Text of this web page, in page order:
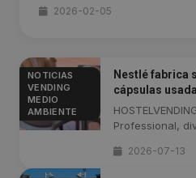
2026-02-05
NOTICIAS
VENDING
MEDIO
AMBIENTE
Nestlé fabrica
cápsulas
Professional,
2026-07-13